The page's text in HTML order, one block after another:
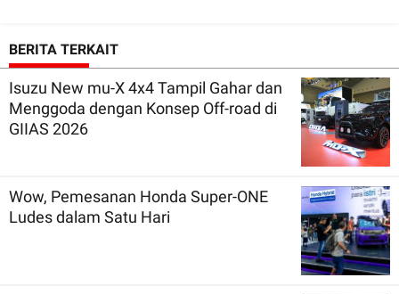
BERITA TERKAIT
Isuzu New mu-X 4x4 Tampil Gahar dan
Menggoda dengan Konsep Off-road di
GIIAS 2026
Wow, Pemesanan Honda Super-ONE
Ludes dalam Satu Hari